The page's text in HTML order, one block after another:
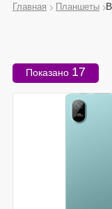
Главная Планшеты
Приветствуем Вас
«Беру Здесь».
Рады предложить
мобильной
Экономим
Оказываем
Показано 17